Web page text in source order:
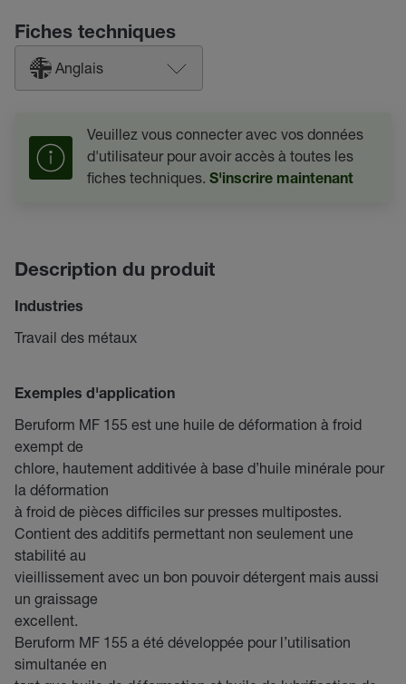
Fiches techniques
Anglais
Veuillez vous connecter avec vos données
d'utilisateur pour avoir accès à toutes les
fiches techniques. S'inscrire maintenant
Description du produit
Industries
Travail des métaux
Exemples d'application
Beruform MF 155 est une huile de déformation à froid
exempt de
chlore, hautement additivée à base d’huile minérale pour
la déformation
à froid de pièces difficiles sur presses multipostes.
Contient des additifs permettant non seulement une
stabilité au
vieillissement avec un bon pouvoir détergent mais aussi
un graissage
excellent.
Beruform MF 155 a été développée pour l’utilisation
simultanée en